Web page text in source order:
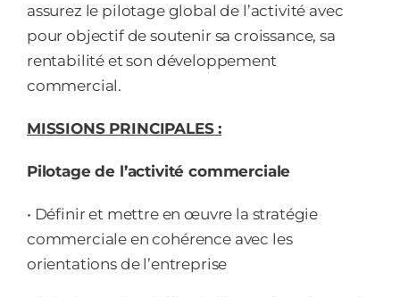
assurez le pilotage global de l’activité avec
pour objectif de soutenir sa croissance, sa
rentabilité et son développement
commercial.
MISSIONS PRINCIPALES :
Pilotage de l’activité commerciale
• Définir et mettre en œuvre la stratégie
commerciale en cohérence avec les
orientations de l’entreprise